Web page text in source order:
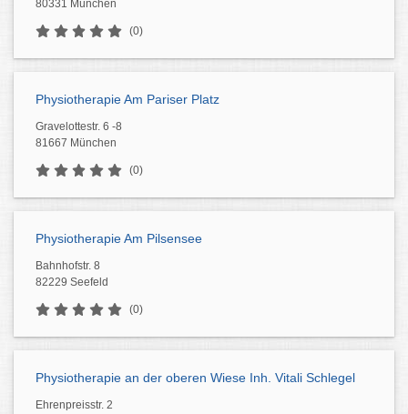
80331 München
(0)
Physiotherapie Am Pariser Platz
Gravelottestr. 6 -8
81667 München
(0)
Physiotherapie Am Pilsensee
Bahnhofstr. 8
82229 Seefeld
(0)
Physiotherapie an der oberen Wiese Inh. Vitali Schlegel
Ehrenpreisstr. 2